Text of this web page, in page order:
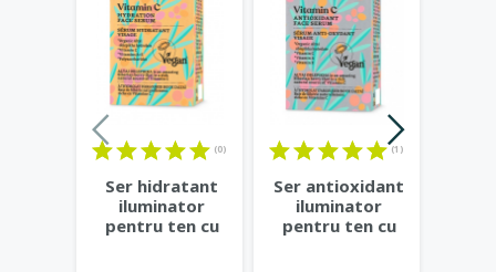
(0)
Ser hidratant
iluminator
pentru ten cu
(1)
Ser antioxidant
iluminator
pentru ten cu